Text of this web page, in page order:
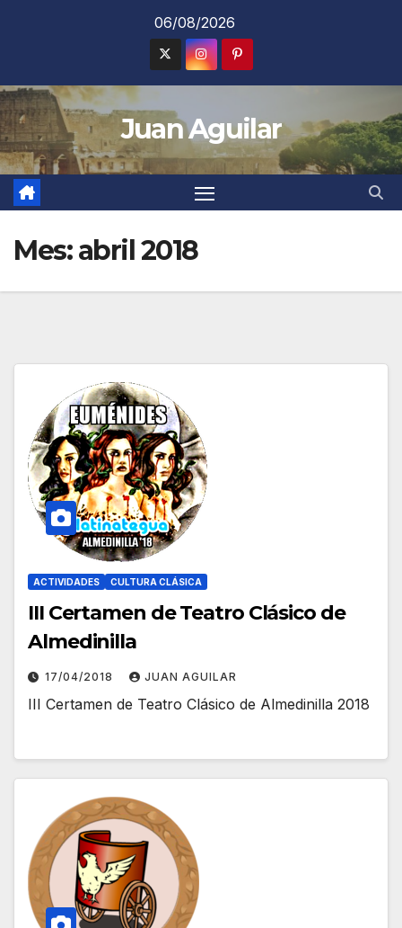
06/08/2026
Juan Aguilar
Mes:abril 2018
ACTIVIDADES CULTURA CLÁSICA
III Certamen de Teatro Clásico de
Almedinilla
17/04/2018 JUAN AGUILAR
III Certamen de Teatro Clásico de Almedinilla 2018